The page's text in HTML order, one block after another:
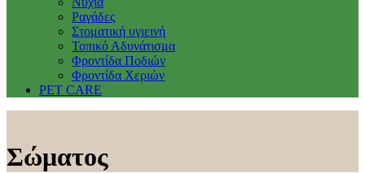
Ραγάδες
Στοματική υγιεινή
Τοπικό Αδυνάτισμα
Φροντίδα Ποδιών
Φροντίδα Χεριών
PET CARE
Σώματος